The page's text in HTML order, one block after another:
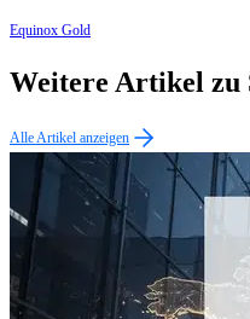
Equinox Gold
Weitere Artikel zu
Alle Artikel anzeigen